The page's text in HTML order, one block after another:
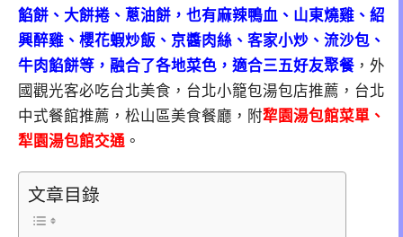
餡餅、大餅捲、蔥油餅，也有麻辣鴨血、山東燒雞、紹
興醉雞、櫻花蝦炒飯、京醬肉絲、客家小炒、流沙包、
牛肉餡餅等，融合了各地菜色，適合三五好友聚餐 ，外
國觀光客必吃台北美食，台北小籠包湯包店推薦，台北
中式餐館推薦，松山區美食餐廳，附犂園湯包館菜單、
犁園湯包館交通 。
文章目錄